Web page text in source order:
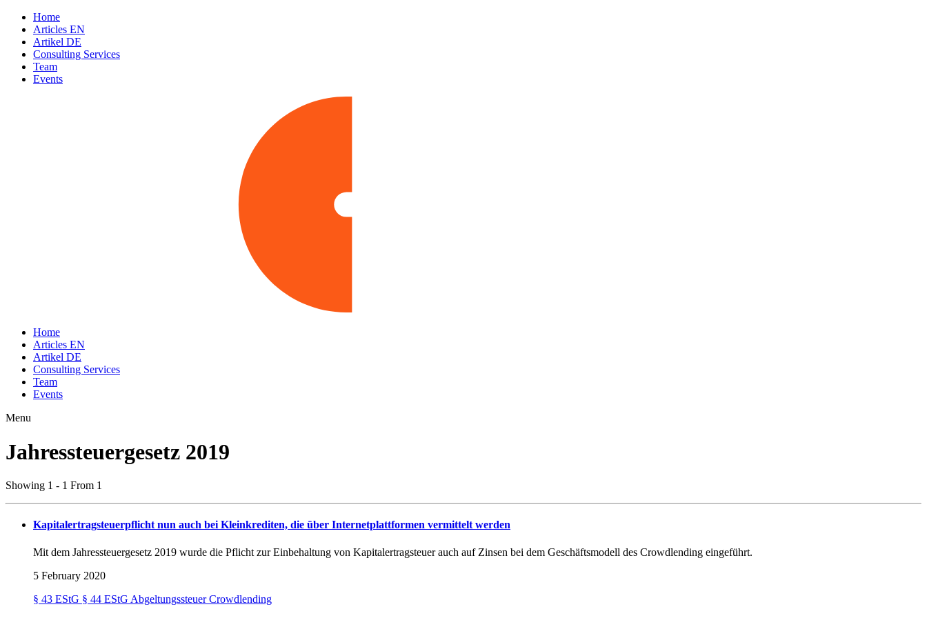
Home
Articles EN
Artikel DE
Consulting Services
Team
Events
Home
Articles EN
Artikel DE
Consulting Services
Team
Events
Menu
Jahressteuergesetz 2019
Showing 1 - 1 From 1
Kapitalertragsteuerpflicht nun auch bei Kleinkrediten, die über Internetplattformen vermittelt werden
Mit dem Jahressteuergesetz 2019 wurde die Pflicht zur Einbehaltung von Kapitalertragsteuer auch auf Zinsen bei dem Geschäftsmodell des Crowdlending eingeführt.
5 February 2020
§ 43 EStG § 44 EStG AbgeltungssteuerCrowdlending